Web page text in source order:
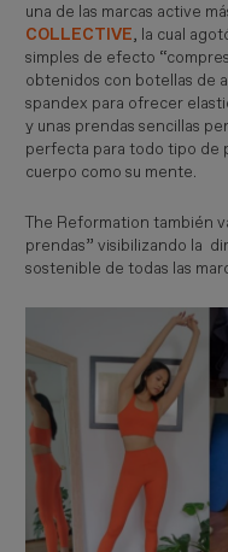
una de las marcas active
COLLECTIVE, la cual
simples de efecto
obtenidos con botellas de
spandex para ofrecer
y unas prendas sencillas
perfecta para todo tipo de
cuerpo como su mente.
The Reformation también
prendas” visibilizando la
sostenible de todas las